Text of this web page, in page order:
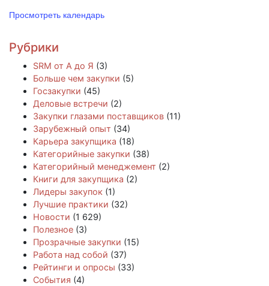
Просмотреть календарь
Рубрики
SRM от А до Я (3)
Больше чем закупки (5)
Госзакупки (45)
Деловые встречи (2)
Закупки глазами поставщиков (11)
Зарубежный опыт (34)
Карьера закупщика (18)
Категорийные закупки (38)
Категорийный менеджемент (2)
Книги для закупщика (2)
Лидеры закупок (1)
Лучшие практики (32)
Новости (1 629)
Полезное (3)
Прозрачные закупки (15)
Работа над собой (37)
Рейтинги и опросы (33)
События (4)